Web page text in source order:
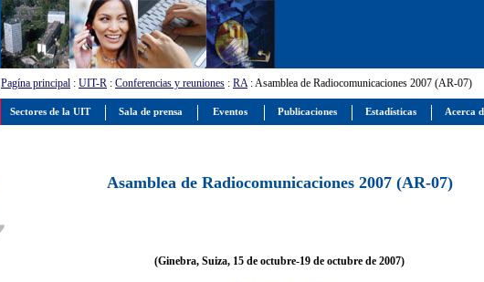
Pagína principal : UIT-R : Conferencias y reuniones : RA: Asamblea de Radiocomunicaciones 2007 (AR-07)
Asamblea de Radiocomunicaciones 2007 (AR-07)
(Ginebra, Suiza, 15 de octubre-19 de octubre de 2007)
Sectores de la UIT Sala de prensa Eventos Publicaciones Estadísticas Acerca